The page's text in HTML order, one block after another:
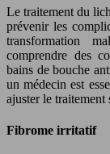
Le traitement du
prévenir les
transformation
comprendre des
bains de bouche
un médecin est
ajuster le traitement
Fibrome irritatif